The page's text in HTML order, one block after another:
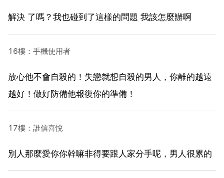
解決 了嗎？我也碰到了這樣的問題 我該怎麼辦啊
16樓：手機使用者
放心他不會自殺的！失戀就想自殺的男人，你離的越遠
越好！做好防備他報復你的準備！
17樓：誰信喜悅
別人那麼愛你你幹嘛非得要跟人家分手呢，男人很累的